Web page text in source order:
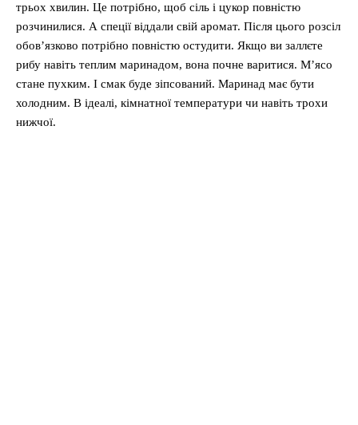
трьох хвилин. Це потрібно, щоб сіль і цукор повністю
розчинилися. А спеції віддали свій аромат. Після цього розсіл
обов’язково потрібно повністю остудити. Якщо ви заллєте
рибу навіть теплим маринадом, вона почне варитися. М’ясо
стане пухким. І смак буде зіпсований. Маринад має бути
холодним. В ідеалі, кімнатної температури чи навіть трохи
нижчої.